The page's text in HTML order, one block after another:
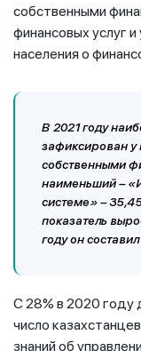
собственными
финансовых услуг
населения о
В 2021 году
зафиксирован у
собственными
наименьший –
системе» –
показатель
году он
С 28% в 2020 году
число
знаний об